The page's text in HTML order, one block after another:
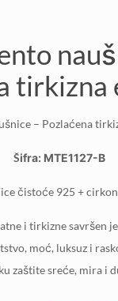
tirkizna
– Pozlaćena
Šifra: MTE1127-B
čistoće 925 +
i tirkizne savršen
moć, luksuz i
zaštite sreće, mira i